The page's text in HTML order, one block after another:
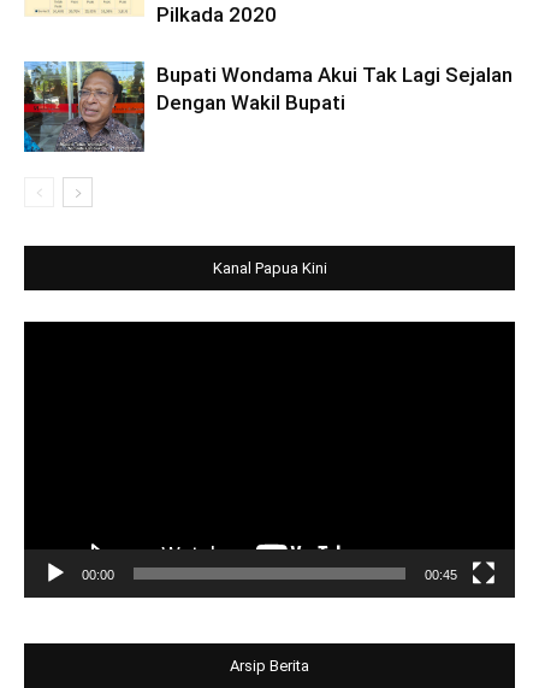
Pilkada 2020
Bupati Wondama Akui Tak Lagi Sejalan
Dengan Wakil Bupati
Kanal Papua Kini
00:00 00:45
Arsip Berita